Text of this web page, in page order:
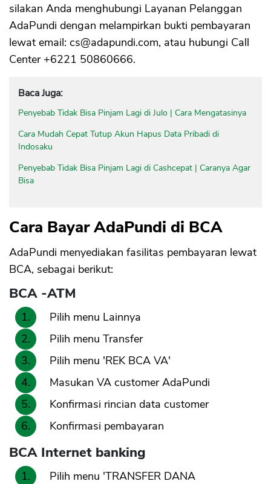
silakan Anda menghubungi Layanan Pelanggan
AdaPundi dengan melampirkan bukti pembayaran
lewat email: cs@adapundi.com, atau hubungi Call
Center +6221 50860666.
Baca Juga:
Penyebab Tidak Bisa Pinjam Lagi di Julo | Cara Mengatasinya
Cara Mudah Cepat Tutup Akun Hapus Data Pribadi di
Indosaku
Penyebab Tidak Bisa Pinjam Lagi di Cashcepat | Caranya Agar
Bisa
Cara Bayar AdaPundi di BCA
AdaPundi menyediakan fasilitas pembayaran lewat
BCA, sebagai berikut:
BCA -ATM
Pilih menu Lainnya
Pilih menu Transfer
Pilih menu 'REK BCA VA'
Masukan VA customer AdaPundi
Konfirmasi rincian data customer
Konfirmasi pembayaran
BCA Internet banking
Pilih menu 'TRANSFER DANA